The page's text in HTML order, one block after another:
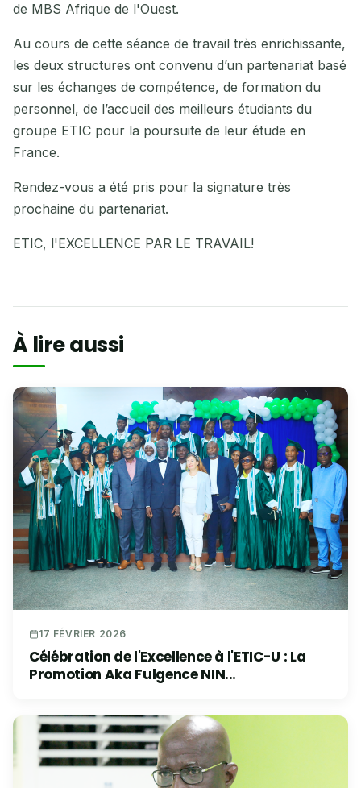
de MBS Afrique de l'Ouest.
Au cours de cette séance de travail très enrichissante,
les deux structures ont convenu d’un partenariat basé
sur les échanges de compétence, de formation du
personnel, de l’accueil des meilleurs étudiants du
groupe ETIC pour la poursuite de leur étude en
France.
Rendez-vous a été pris pour la signature très
prochaine du partenariat.
ETIC, l'EXCELLENCE PAR LE TRAVAIL!
À lire aussi
17 FÉVRIER 2026
Célébration de l'Excellence à l'ETIC-U : La
Promotion Aka Fulgence NIN...